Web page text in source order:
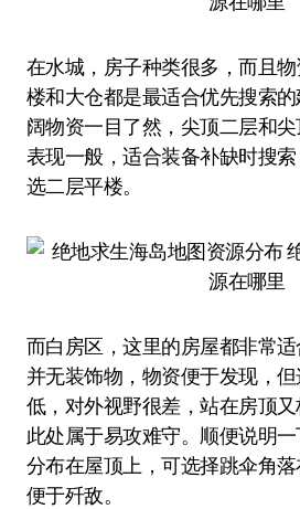
在水城，房子种类很多，而且
楼和大仓都是最适合优先搜索
阔物资一目了然，尖顶二层和
表现一般，适合装备补缺时搜
选二层平楼。
而白房区，这里的房屋都非常
并无装饰物，物资便于发现，
低，对外视野很差，站在房顶
此处属于易攻难守。顺便说明
分布在屋顶上，可选择跳伞角
便于歼敌。